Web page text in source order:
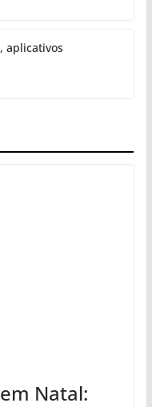
aplicativos
Natal: